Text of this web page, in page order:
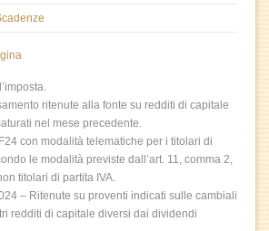
ritenute alla fonte su redditi di capitale
nel mese precedente.
con modalità telematiche per i titolari di
le modalità previste dall’art. 11, comma 2,
titolari di partita IVA.
– Ritenute su proventi indicati sulle cambiali
redditi di capitale diversi dai dividendi